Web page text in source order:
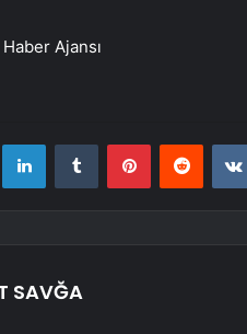
Ajansı
LinkedInTumblr PinterestReddit
SAVĞA